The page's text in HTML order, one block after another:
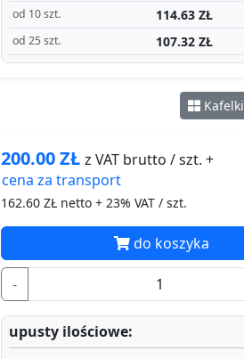
od 10 szt. 114.63 ZŁ
od 25 szt. 107.32 ZŁ
Kafelki
200.00ZŁ z VAT brutto / szt. +
cena za transport
162.60ZŁ netto + 23% VAT / szt.
-
do koszyka
upusty ilościowe: